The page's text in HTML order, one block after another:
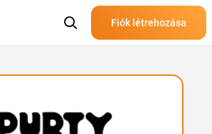
Fiók létrehozása